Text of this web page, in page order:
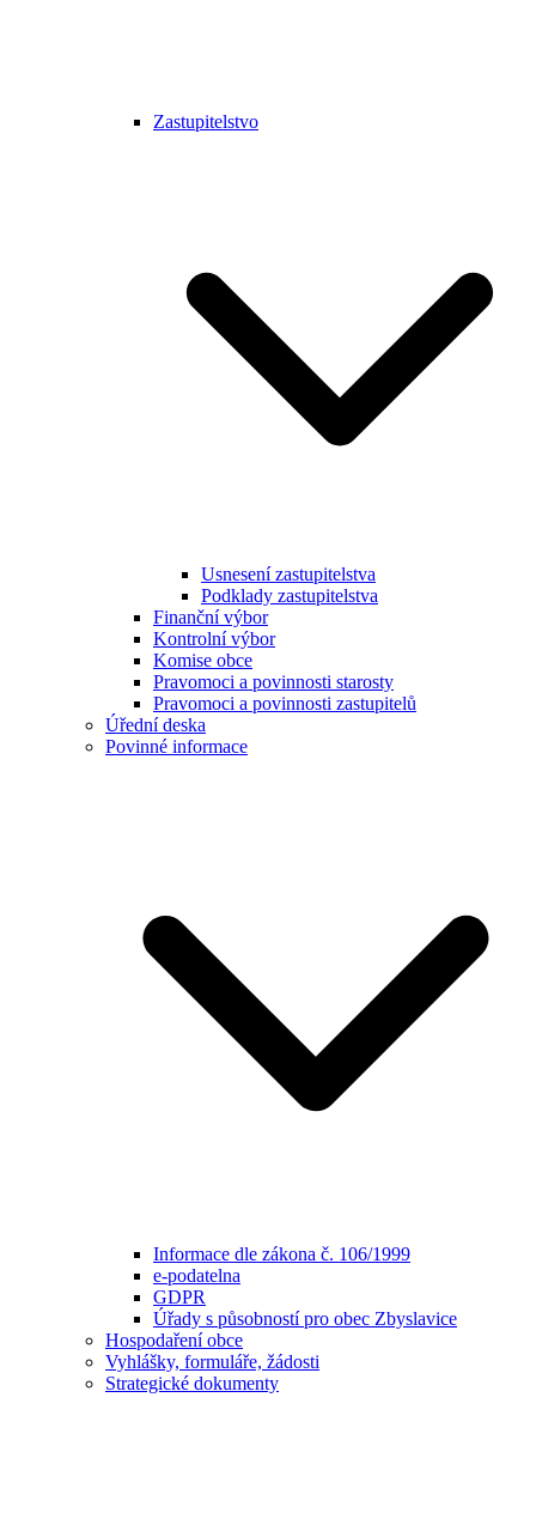
Zastupitelstvo
Usnesení zastupitelstva
Podklady zastupitelstva
Finanční výbor
Kontrolní výbor
Komise obce
Pravomoci a povinnosti starosty
Pravomoci a povinnosti zastupitelů
Úřední deska
Povinné informace
Informace dle zákona č. 106/1999
e-podatelna
GDPR
Úřady s působností pro obec Zbyslavice
Hospodaření obce
Vyhlášky, formuláře, žádosti
Strategické dokumenty